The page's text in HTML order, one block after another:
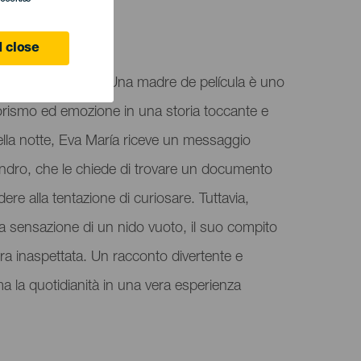
close
del Taoro, Una madre de película è uno
ed emozione in una storia toccante e
notte, Eva María riceve un messaggio
che le chiede di trovare un documento
alla tentazione di curiosare. Tuttavia,
sensazione di un nido vuoto, il suo compito
inaspettata. Un racconto divertente e
la quotidianità in una vera esperienza